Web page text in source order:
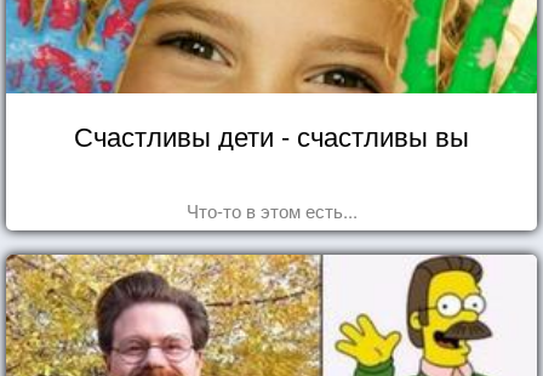
Счастливы дети - счастливы вы
Что-то в этом есть...